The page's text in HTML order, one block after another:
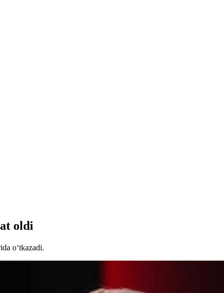
oldi
o‘tkazadi.